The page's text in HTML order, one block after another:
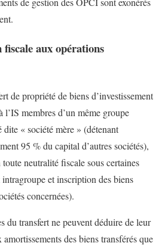
aux opérations
de propriété de biens d’investissement
l’IS membres d’un même groupe
« société mère » (détenant
95 % du capital d’autres sociétés),
neutralité fiscale sous certaines
intragroupe et inscription des biens
concernées).
du transfert ne peuvent déduire de leur
des biens transférés que